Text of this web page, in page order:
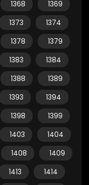
1368
1369
1373
1374
1378
1379
1383
1384
1388
1389
1393
1394
1398
1399
1403
1404
1408
1409
1413
1414